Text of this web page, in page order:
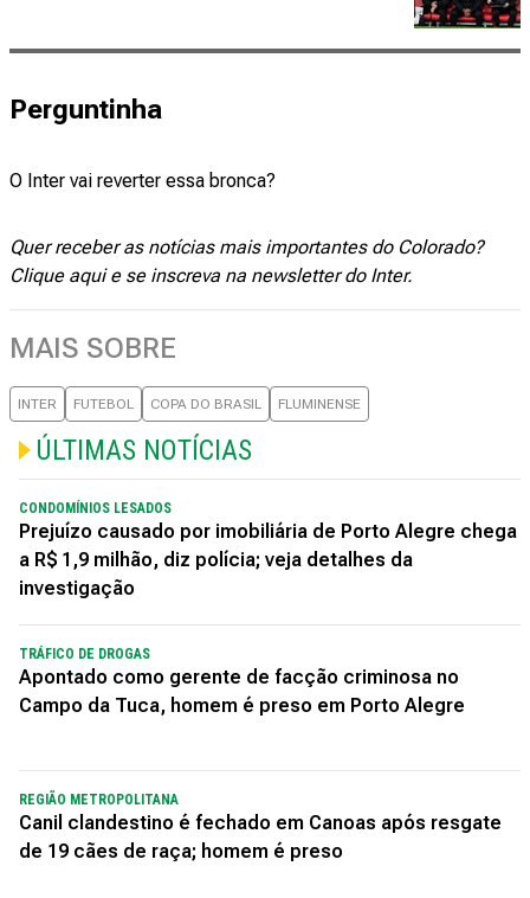
Perguntinha
O Inter vai reverter essa bronca?
Quer receber as notícias mais importantes do Colorado?
Clique aquie se inscreva na newsletter do Inter.
MAIS SOBRE
INTER FUTEBOL COPA DO BRASIL FLUMINENSE
ÚLTIMAS NOTÍCIAS
CONDOMÍNIOS LESADOS
Prejuízo causado por imobiliária de Porto Alegre chega
a R$ 1,9 milhão, diz polícia; veja detalhes da
investigação
TRÁFICO DE DROGAS
Apontado como gerente de facção criminosa no
Campo da Tuca, homem é preso em Porto Alegre
REGIÃO METROPOLITANA
Canil clandestino é fechado em Canoas após resgate
de 19 cães de raça; homem é preso